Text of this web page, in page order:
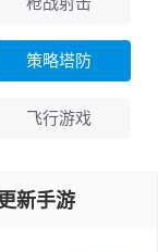
策略塔防
飞行游戏
新手游